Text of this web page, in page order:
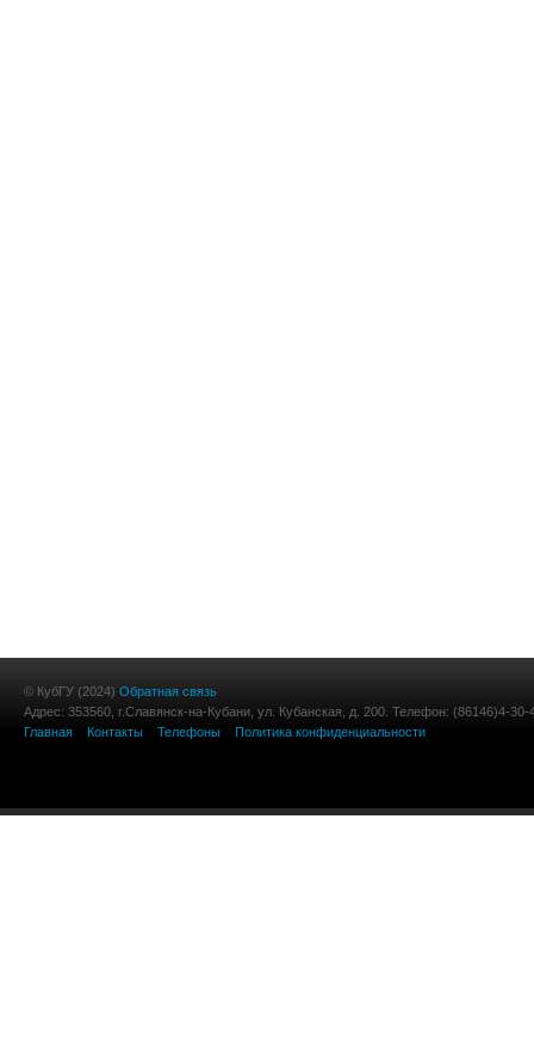
© КубГУ (2024) Обратная связь
Адрес: 353560, г.Славянск-на-Кубани, ул. Кубанская, д. 200. Телефон: (86146)4-30-
Главная
Контакты Телефоны Политика конфиденциальности